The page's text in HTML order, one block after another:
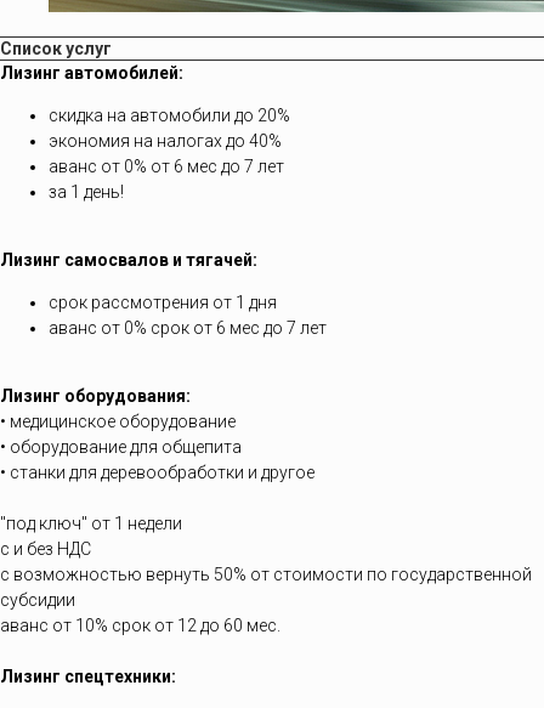
Список услуг
Лизинг автомобилей:
скидка на автомобили до 20%
экономия на налогах до 40%
аванс от 0% от 6 мес до 7 лет
за 1 день!
Лизинг самосвалов и тягачей:
срок рассмотрения от 1 дня
аванс от 0% срок от 6 мес до 7 лет
Лизинг оборудования:
• медицинское оборудование
• оборудование для общепита
• станки для деревообработки и другое
"под ключ" от 1 недели
с и без НДС
с возможностью вернуть 50% от стоимости по государственной
субсидии
аванс от 10% срок от 12 до 60 мес.
Лизинг спецтехники: